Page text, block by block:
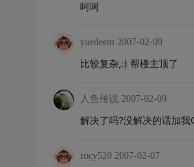
呵呵
yuedeem 2007-02-09
比较复杂,:) 帮楼主顶了
人鱼传说 2007-02-09
解决了吗?没解决的话加
rocy520 2007-02-07